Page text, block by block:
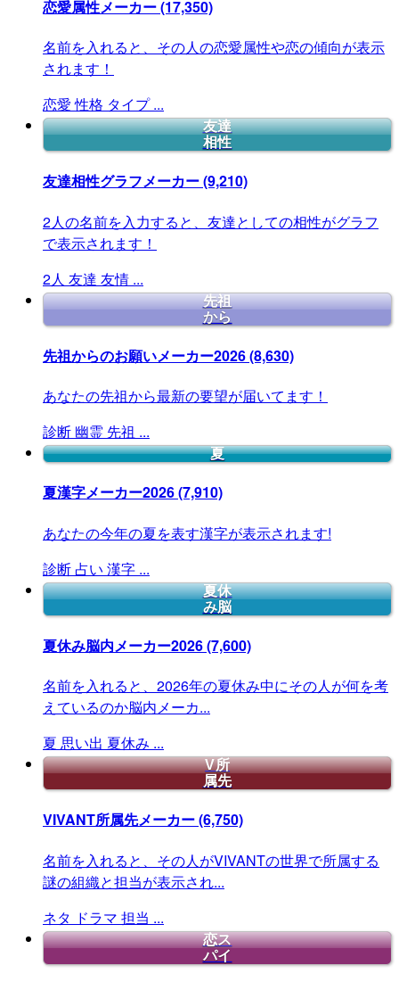
恋愛属性メーカー(17,350)
名前を入れると、その人の恋愛属性や恋の傾向が表示
されます！
恋愛 性格 タイプ ...
友達
相性
友達相性グラフメーカー(9,210)
2人の名前を入力すると、友達としての相性がグラフ
で表示されます！
2人 友達 友情 ...
先祖
から
先祖からのお願いメーカー2026(8,630)
あなたの先祖から最新の要望が届いてます！
診断 幽霊 先祖 ...
夏
夏漢字メーカー2026(7,910)
あなたの今年の夏を表す漢字が表示されます!
診断 占い 漢字 ...
夏休
み脳
夏休み脳内メーカー2026(7,600)
名前を入れると、2026年の夏休み中にその人が何を考
えているのか脳内メーカ...
夏 思い出 夏休み ...
V所
属先
VIVANT所属先メーカー(6,750)
名前を入れると、その人がVIVANTの世界で所属する
謎の組織と担当が表示され...
ネタ ドラマ 担当 ...
恋ス
パイ